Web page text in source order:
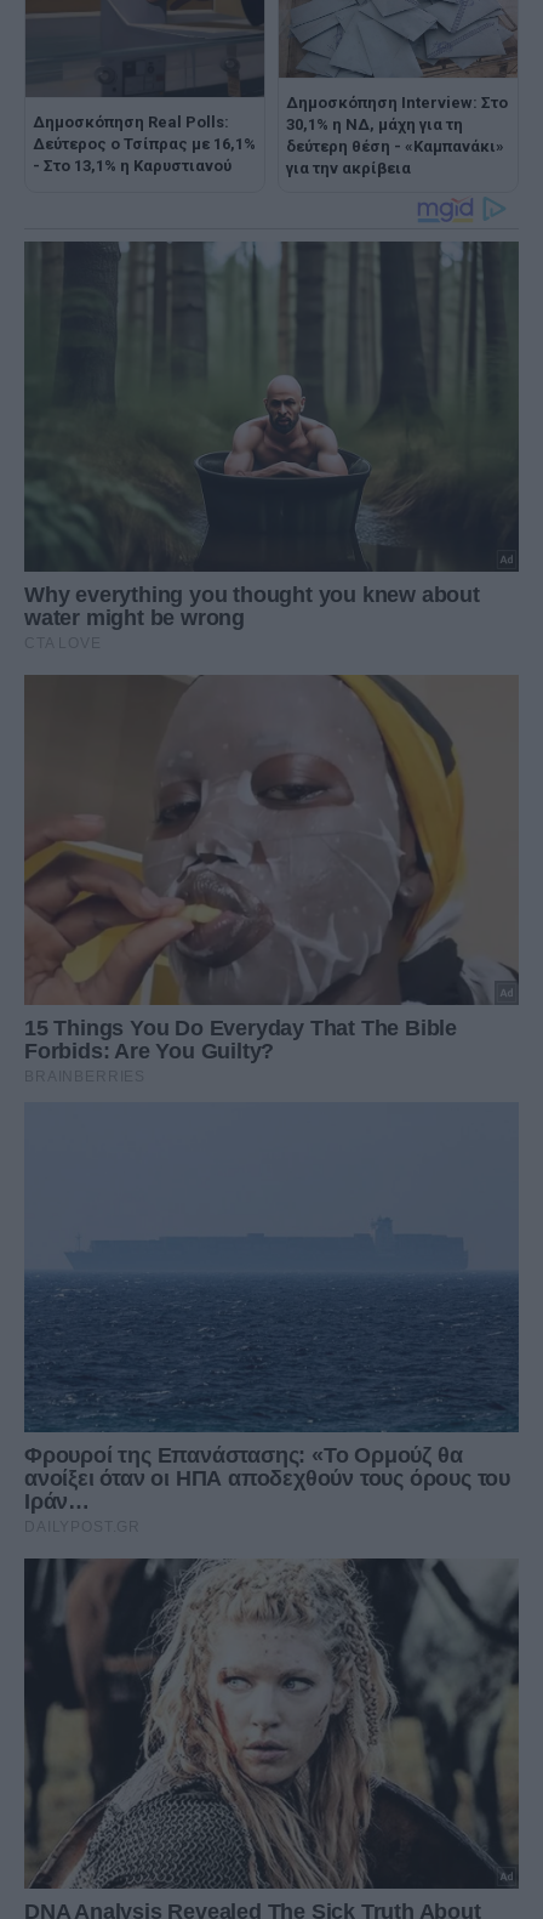
Δημοσκόπηση Real Polls:
Δεύτερος ο Τσίπρας με 16,1%
- Στο 13,1% η Καρυστιανού
Δημοσκόπηση Interview: Στο
30,1% η ΝΔ, μάχη για τη
δεύτερη θέση - «Καμπανάκι»
για την ακρίβεια